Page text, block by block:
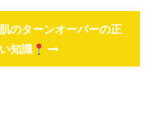
のターンオーバーの正
知識